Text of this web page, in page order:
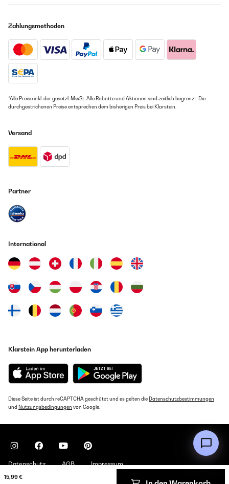
15,99 €
Zahlungsmethoden
*Alle Preise inkl. der gesetzl. MwSt. Alle Rabatte und Aktionen sind zeitlich begrenzt. Die
durchgestrichenen Preise entsprechen dem bisherigen Preis bei Klarstein.
Versand
Partner
International
Klarstein App herunterladen
Diese Seite ist durch reCAPTCHA geschützt und es gelten die Datenschutzbestimmungen
und Nutzungsbedingungen von Google.
Datenschutz AGB Impressum